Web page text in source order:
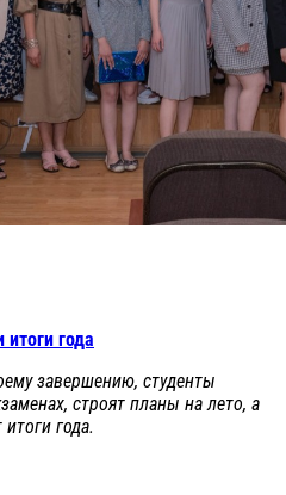
года
завершению, студенты
строят планы на лето, а
года.